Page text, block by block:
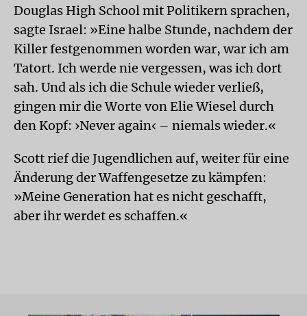
Douglas High School mit Politikern sprachen,
sagte Israel: »Eine halbe Stunde, nachdem der
Killer festgenommen worden war, war ich am
Tatort. Ich werde nie vergessen, was ich dort
sah. Und als ich die Schule wieder verließ,
gingen mir die Worte von Elie Wiesel durch
den Kopf: ›Never again‹ – niemals wieder.«
Scott rief die Jugendlichen auf, weiter für eine
Änderung der Waffengesetze zu kämpfen:
»Meine Generation hat es nicht geschafft,
aber ihr werdet es schaffen.«